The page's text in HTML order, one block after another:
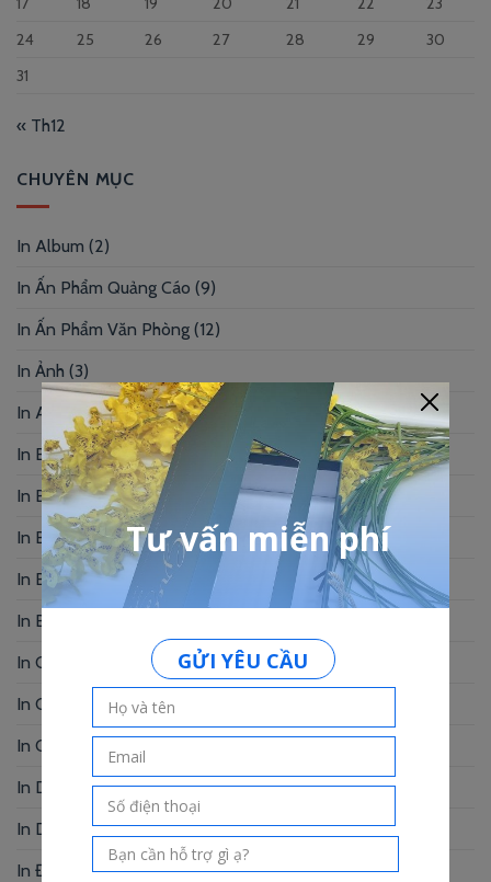
24
25 26 27 28 29
30
31
« Th12
CHUYÊN MỤC
In Album (2)
In Ấn Phẩm Quảng Cáo (9)
In Ấn Phẩm Văn Phòng (12)
In Ảnh (3)
In Artprint(4)
In Báo Cáo Thường Niên
In Bao Lì Xì(10)
In Bìa Da(5)
In Broadgame (5)
In Brochure
In Card Bo Góc
(3)
In Card Visit
(51)
In Catalogue
In Danh Thiếp(57)
In Decal – Sticker – Nhãn Mác(9)
In Đồ Án Tốt Nghiệp(11)